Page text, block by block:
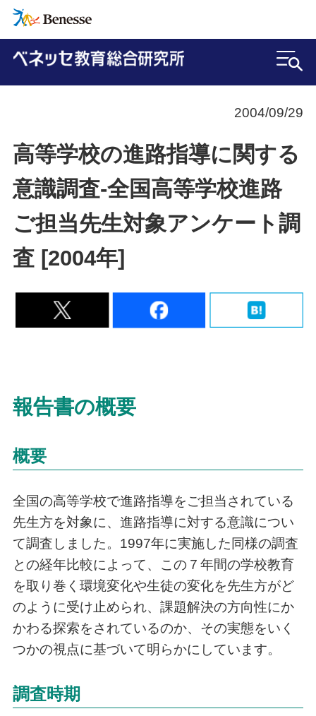
2004/09/29
高等学校の進路指導に関する
意識調査-全国高等学校進路
ご担当先生対象アンケート調
査 [2004年]
報告書の概要
概要
全国の高等学校で進路指導をご担当されている
先生方を対象に、進路指導に対する意識につい
て調査しました。1997年に実施した同様の調査
との経年比較によって、この７年間の学校教育
を取り巻く環境変化や生徒の変化を先生方がど
のように受け止められ、課題解決の方向性にか
かわる探索をされているのか、その実態をいく
つかの視点に基づいて明らかにしています。
調査時期